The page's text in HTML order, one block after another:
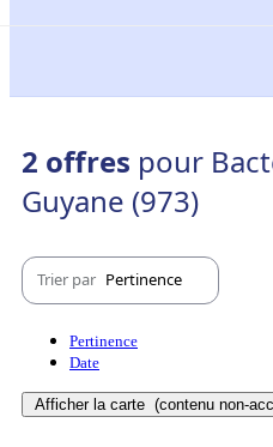
2 offres pour
Guyane (973)
Trier par Pertinence
Pertinence
Date
Afficher la carte (contenu non-